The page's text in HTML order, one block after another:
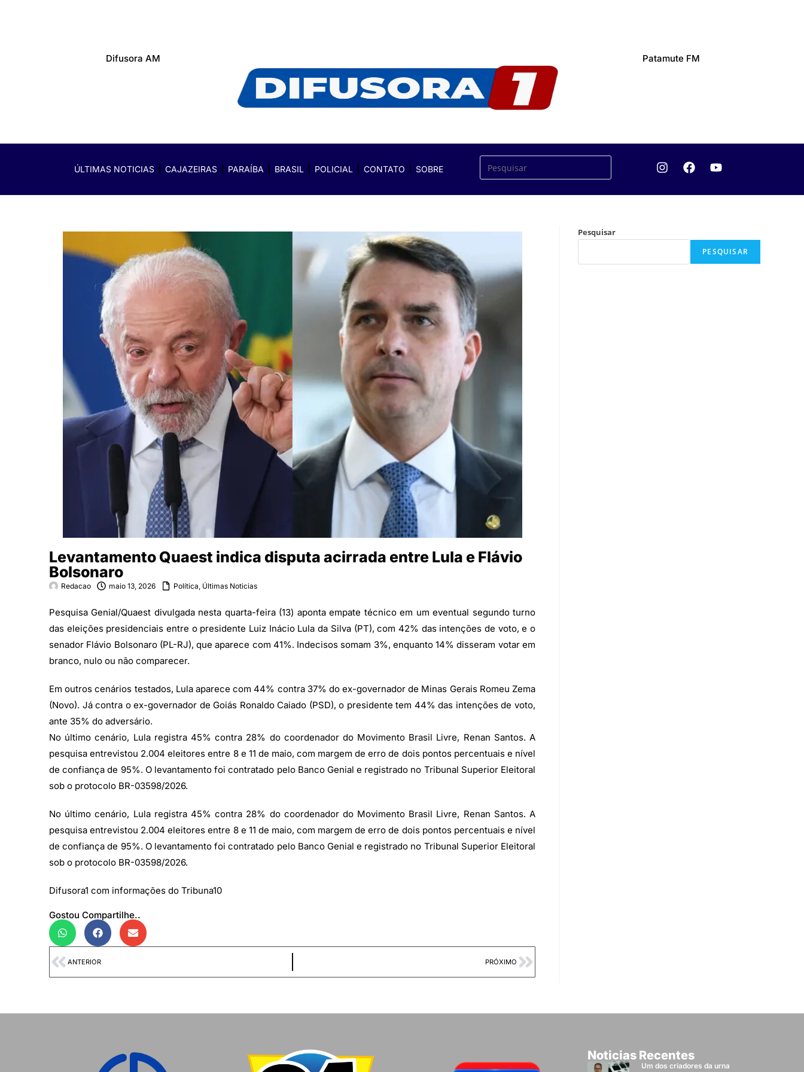
Difusora AM Patamute FM
ÚLTIMAS NOTICIAS CAJAZEIRAS PARAÍBA BRASIL POLICIAL CONTATO SOBRE
Levantamento Quaest indica disputa acirrada entre Lula e Flávio
Bolsonaro
Redacao maio 13, 2026 Política, Últimas Noticias
Pesquisa Genial/Quaest divulgada nesta quarta-feira (13) aponta empate técnico em um eventual segundo turno
das eleições presidenciais entre o presidente Luiz Inácio Lula da Silva (PT), com 42% das intenções de voto, e o
senador Flávio Bolsonaro (PL-RJ), que aparece com 41%. Indecisos somam 3%, enquanto 14% disseram votar em
branco, nulo ou não comparecer.
Em outros cenários testados, Lula aparece com 44% contra 37% do ex-governador de Minas Gerais Romeu Zema
(Novo). Já contra o ex-governador de Goiás Ronaldo Caiado (PSD), o presidente tem 44% das intenções de voto,
ante 35% do adversário.
No último cenário, Lula registra 45% contra 28% do coordenador do Movimento Brasil Livre, Renan Santos. A
pesquisa entrevistou 2.004 eleitores entre 8 e 11 de maio, com margem de erro de dois pontos percentuais e nível
de confiança de 95%. O levantamento foi contratado pelo Banco Genial e registrado no Tribunal Superior Eleitoral
sob o protocolo BR-03598/2026.
No último cenário, Lula registra 45% contra 28% do coordenador do Movimento Brasil Livre, Renan Santos. A
pesquisa entrevistou 2.004 eleitores entre 8 e 11 de maio, com margem de erro de dois pontos percentuais e nível
de confiança de 95%. O levantamento foi contratado pelo Banco Genial e registrado no Tribunal Superior Eleitoral
sob o protocolo BR-03598/2026.
Difusora1 com informações do Tribuna10
Gostou Compartilhe..
ANTERIOR PRÓXIMO
Pesquisar
PESQUISAR
Noticias Recentes
Um dos criadores da urna